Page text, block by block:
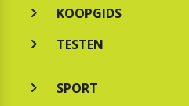
KOOPGIDS
TESTEN
SPORT